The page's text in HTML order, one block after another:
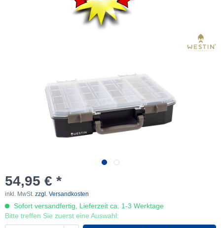
54,95 € *
inkl. MwSt. zzgl. Versandkosten
Sofort versandfertig, Lieferzeit ca. 1-3 Werktage
Bitte treffen Sie zuerst eine Auswahl: